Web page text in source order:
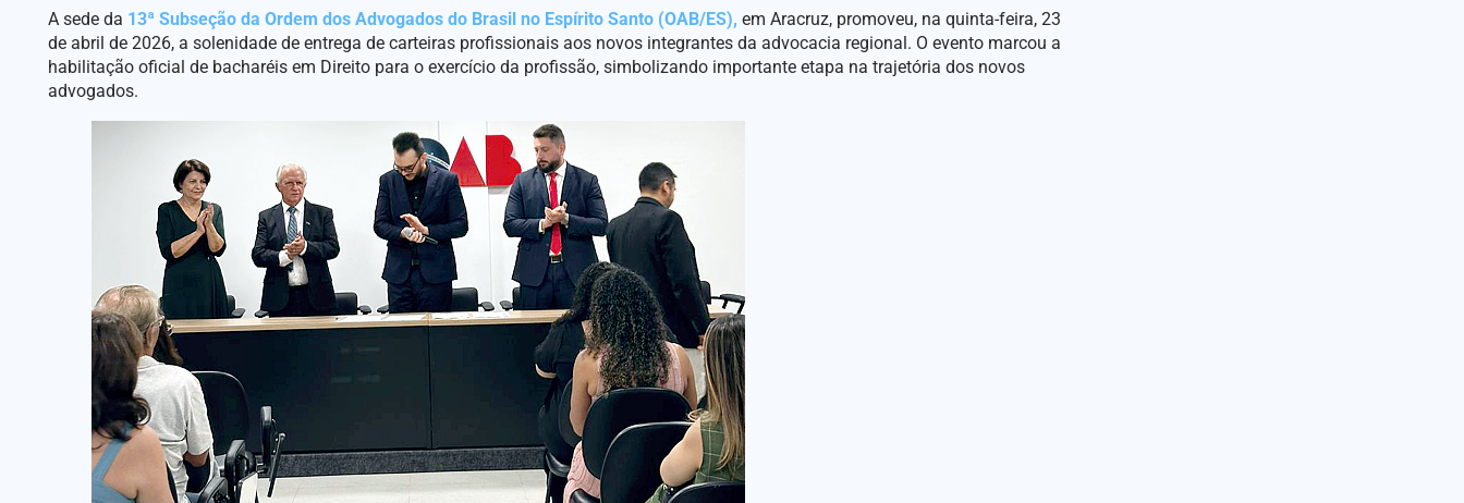
A sede da 13ª Subseção da Ordem dos Advogados do Brasil no Espírito Santo (OAB/ES), em Aracruz, promoveu, na quinta-feira, 23
de abril de 2026, a solenidade de entrega de carteiras profissionais aos novos integrantes da advocacia regional. O evento marcou a
habilitação oficial de bacharéis em Direito para o exercício da profissão, simbolizando importante etapa na trajetória dos novos
advogados.